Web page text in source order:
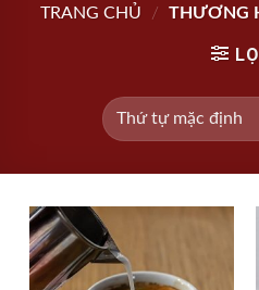
TRANG CHỦ / THƯƠNG